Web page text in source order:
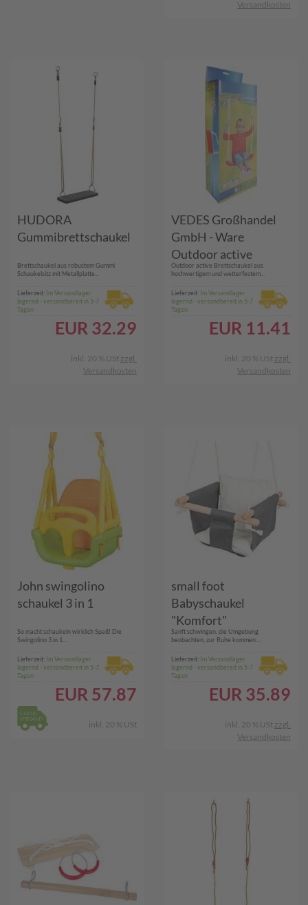
Versandkosten
HUDORA
Gummibrettschaukel
Brettschaukel aus robustem Gummi
Schaukelsitz mit Metallplatte...
Lieferzeit: Im Versandlager
lagernd - versandbereit in 5-7
Tagen
EUR 32.29
inkl. 20 % USt zzgl.
Versandkosten
VEDES Großhandel
GmbH - Ware
Outdoor active
Brettschaukel-
Kunststoff, 42 x 16 cm
Outdoor active Brettschaukel aus
hochwertigem und wetterfestem...
Lieferzeit: Im Versandlager
lagernd - versandbereit in 5-7
Tagen
EUR 11.41
inkl. 20 % USt zzgl.
Versandkosten
John swingolino
schaukel 3 in 1
So macht schaukeln wirklich Spaß! Die
Swingolino 3 in 1...
Lieferzeit: Im Versandlager
lagernd - versandbereit in 5-7
Tagen
EUR 57.87
inkl. 20 % USt
small foot
Babyschaukel
"Komfort"
Sanft schwingen, die Umgebung
beobachten, zur Ruhe kommen....
Lieferzeit: Im Versandlager
lagernd - versandbereit in 5-7
Tagen
EUR 35.89
inkl. 20 % USt zzgl.
Versandkosten